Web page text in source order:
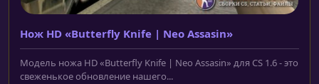
Нож HD «Butterfly Knife | Neo Assasin»
Модель ножа HD «Butterfly Knife | Neo Assasin» для CS 1.6 - это
свеженькое обновление нашего...